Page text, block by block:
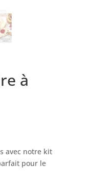
à
avec notre kit
pour le